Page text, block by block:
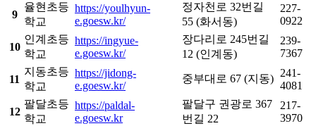
9
율현초등
학교
https://youlhyun-
e.goesw.kr/
정자천로 32번길
55 (화서동)
227-
0922
10
인계초등
학교
https://ingyue-
e.goesw.kr/
장다리로 245번길
12 (인계동)
239-
7367
11
지동초등
학교
https://jidong-
e.goesw.kr/
중부대로 67 (지동) 241-
4081
12
팔달초등
학교
https://paldal-
e.goesw.kr
팔달구 권광로 367
번길 22
217-
3970